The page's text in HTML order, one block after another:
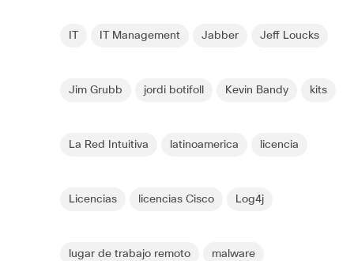
IT Management Jabber Jeff Loucks
Jim Grubb jordi botifoll Kevin Bandy kits
La Red Intuitiva latinoamerica licencia
Licencias licencias Cisco Log4j
lugar de trabajo remoto malware